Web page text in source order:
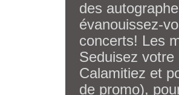
des
évanouissez-
concerts! Les
Seduisez
Calamitiez et
de promo),